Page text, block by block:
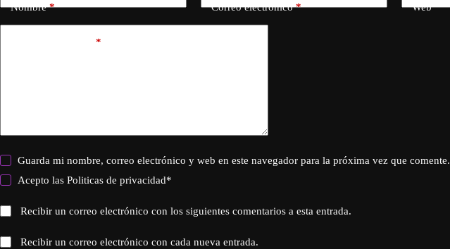
Nombre* Correo electrónico* Web
*
Guarda mi nombre, correo electrónico y web en este navegador para la próxima vez que comente.
Acepto lasPoliticas de privacidad*
Recibir un correo electrónico con los siguientes comentarios a esta entrada.
Recibir un correo electrónico con cada nueva entrada.